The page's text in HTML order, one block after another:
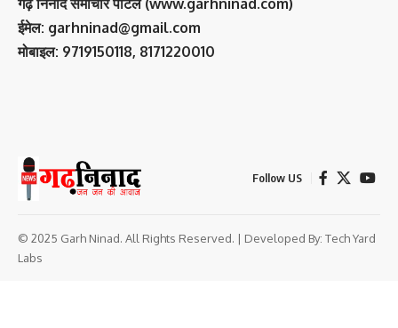
ईमेल: garhninad@gmail.com
मोबाइल: 9719150118, 8171220010
Follow US
© 2025 Garh Ninad. All Rights Reserved. | Developed By: Tech Yard
Labs